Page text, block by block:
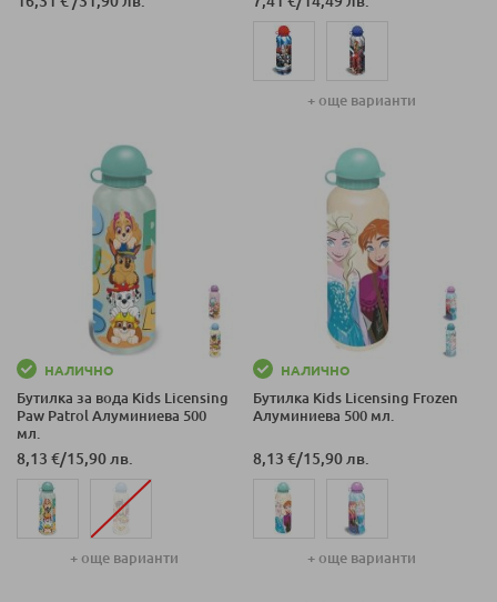
+ още варианти
НАЛИЧНО
Бутилка за вода Kids Licensing
Paw Patrol Алуминиева 500
мл.
8,13 €/15,90 лв.
+ още варианти
НАЛИЧНО
Бутилка Kids Licensing Frozen
Алуминиева 500 мл.
8,13 €/15,90 лв.
+ още варианти